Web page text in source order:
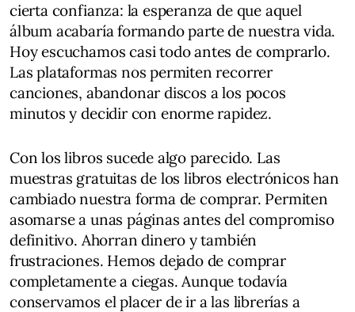
cierta confianza: la esperanza de que aquel
álbum acabaría formando parte de nuestra vida.
Hoy escuchamos casi todo antes de comprarlo.
Las plataformas nos permiten recorrer
canciones, abandonar discos a los pocos
minutos y decidir con enorme rapidez.
Con los libros sucede algo parecido. Las
muestras gratuitas de los libros electrónicos han
cambiado nuestra forma de comprar. Permiten
asomarse a unas páginas antes del compromiso
definitivo. Ahorran dinero y también
frustraciones. Hemos dejado de comprar
completamente a ciegas. Aunque todavía
conservamos el placer de ir a las librerías a